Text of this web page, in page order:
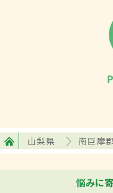
山梨県 南巨摩
悩みに